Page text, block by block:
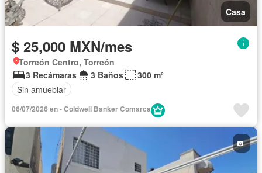
Casa
$ 25,000 MXN/mes
Torreón Centro, Torreón
3 Recámaras
3 Baños
300 m²
Sin amueblar
06/07/2026 en - Coldwell Banker Comarca